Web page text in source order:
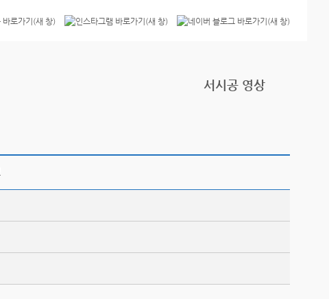
서시공 영상